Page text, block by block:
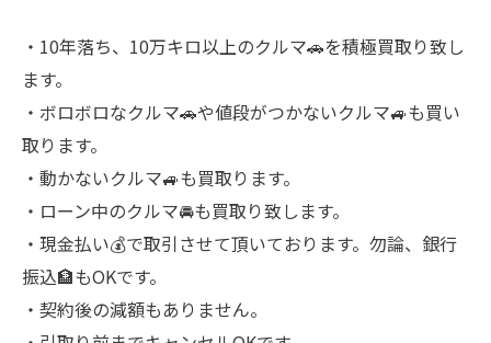
・10年落ち、10万キロ以上のクルマ🚗を積極買取り致し
ます。
・ボロボロなクルマ🚗や値段がつかないクルマ🚙も買い
取ります。
・動かないクルマ🚙も買取ります。
・ローン中のクルマ🚘も買取り致します。
・現金払い💰で取引させて頂いております。勿論、銀行
振込🏦もOKです。
・契約後の減額もありません。